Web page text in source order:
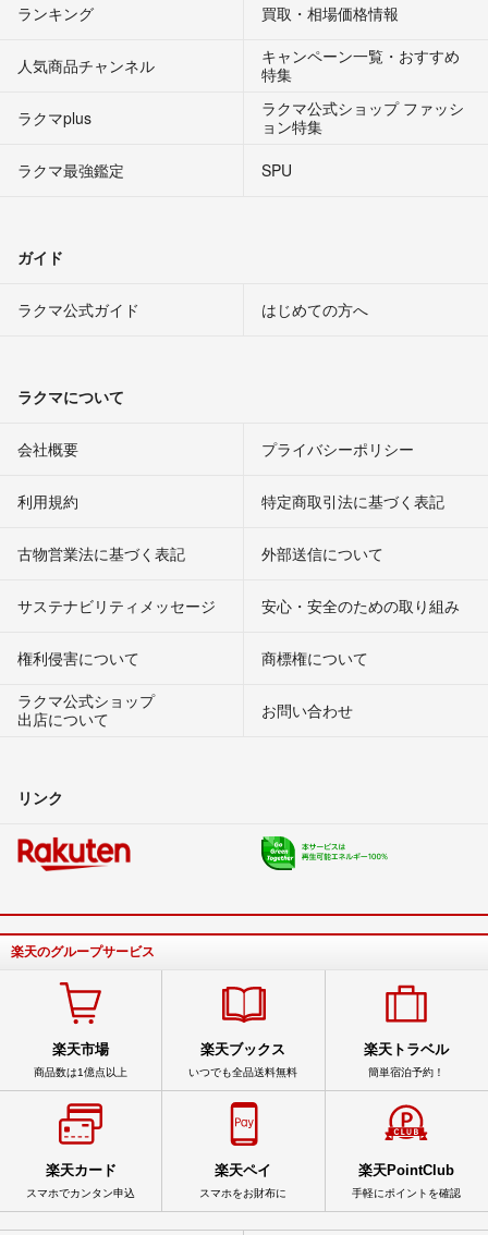
ランキング 買取・相場価格情報
人気商品チャンネル
キャンペーン一覧・おすすめ
特集
ラクマplus
ラクマ公式ショップ ファッシ
ョン特集
ラクマ最強鑑定
SPU
ガイド
ラクマ公式ガイド はじめての方へ
ラクマについて
会社概要 プライバシーポリシー
利用規約 特定商取引法に基づく表記
古物営業法に基づく表記 外部送信について
サステナビリティメッセージ 安心・安全のための取り組み
権利侵害について
商標権について
ラクマ公式ショップ
出店について
お問い合わせ
リンク
楽天のグループサービス
楽天市場
商品数は1億点以上
楽天ブックス
いつでも全品送料無料
楽天トラベル
簡単宿泊予約！
楽天カード
スマホでカンタン申込
楽天ペイ
スマホをお財布に
楽天PointClub
手軽にポイントを確認